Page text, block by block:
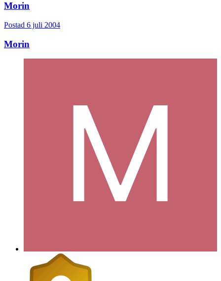
Morin
Postad 6 juli 2004
Morin